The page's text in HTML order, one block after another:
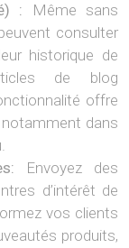
:
Même sans
consulter
historique de
de blog
offre
notamment dans
Envoyez des
d’intérêt de
vos clients
produits,